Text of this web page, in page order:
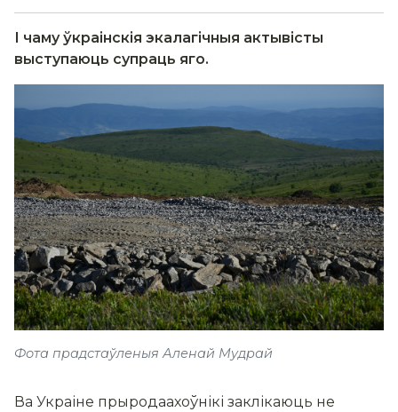
І чаму ўкраінскія экалагічныя актывісты
выступаюць супраць яго.
Фота прадстаўленыя Аленай Мудрай
Ва Украіне прыродаахоўнікі заклікаюць не